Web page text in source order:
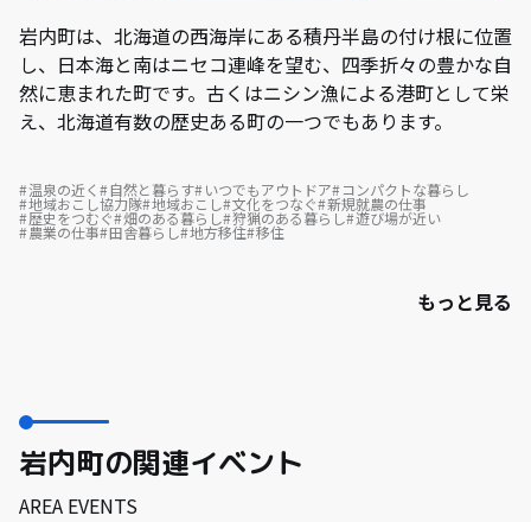
岩内町は、北海道の西海岸にある積丹半島の付け根に位置
し、日本海と南はニセコ連峰を望む、四季折々の豊かな自
然に恵まれた町です。古くはニシン漁による港町として栄
え、北海道有数の歴史ある町の一つでもあります。
温泉の近く 自然と暮らす いつでもアウトドア コンパクトな暮らし
地域おこし協力隊 地域おこし 文化をつなぐ 新規就農の仕事
歴史をつむぐ 畑のある暮らし 狩猟のある暮らし 遊び場が近い
農業の仕事 田舎暮らし 地方移住 移住
もっと見る
岩内町の関連イベント
AREA EVENTS